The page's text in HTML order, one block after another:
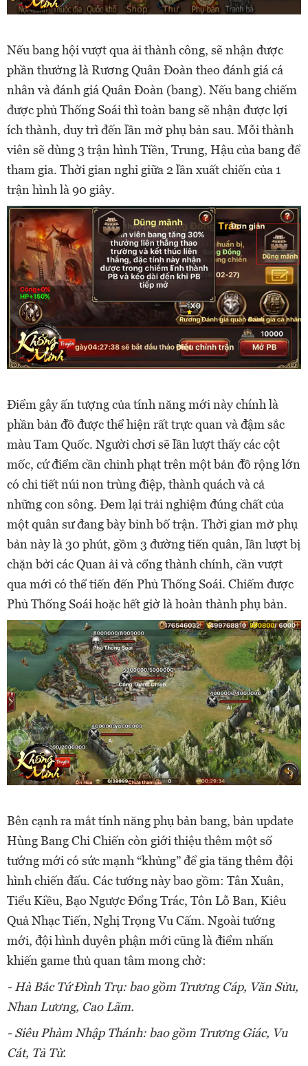
Nếu bang hội vượt qua ải thành công, sẽ nhận được
phần thưởng là Rương Quân Đoàn theo đánh giá cá
nhân và đánh giá Quân Đoàn (bang). Nếu bang chiếm
được phủ Thống Soái thì toàn bang sẽ nhận được lợi
ích thành, duy trì đến lần mở phụ bản sau. Mỗi thành
viên sẽ dùng 3 trận hình Tiền, Trung, Hậu của bang để
tham gia. Thời gian nghỉ giữa 2 lần xuất chiến của 1
trận hình là 90 giây.
Điểm gây ấn tượng của tính năng mới này chính là
phần bản đồ được thể hiện rất trực quan và đậm sắc
màu Tam Quốc. Người chơi sẽ lần lượt thấy các cột
mốc, cứ điểm cần chinh phạt trên một bản đồ rộng lớn
có chi tiết núi non trùng điệp, thành quách và cả
những con sông. Đem lại trải nghiệm đúng chất của
một quân sư đang bày binh bố trận. Thời gian mở phụ
bản này là 30 phút, gồm 3 đường tiến quân, lần lượt bị
chặn bởi các Quan ải và cổng thành chính, cần vượt
qua mới có thể tiến đến Phủ Thống Soái. Chiếm được
Phủ Thống Soái hoặc hết giờ là hoàn thành phụ bản.
Bên cạnh ra mắt tính năng phụ bản bang, bản update
Hùng Bang Chi Chiến còn giới thiệu thêm một số
tướng mới có sức mạnh “khủng” để gia tăng thêm đội
hình chiến đấu. Các tướng này bao gồm: Tân Xuân,
Tiểu Kiều, Bạo Ngược Đổng Trác, Tôn Lỗ Ban, Kiêu
Quả Nhạc Tiến, Nghị Trọng Vu Cấm. Ngoài tướng
mới, đội hình duyên phận mới cũng là điểm nhấn
khiến game thủ quan tâm mong chờ:
- Hà Bắc Tứ Đình Trụ: bao gồm Trương Cáp, Văn Sửu,
Nhan Lương, Cao Lãm.
- Siêu Phàm Nhập Thánh: bao gồm Trương Giác, Vu
Cát, Tả Từ.